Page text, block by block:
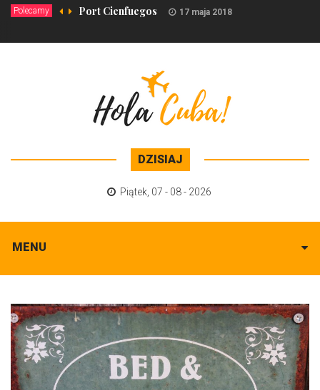
Polecamy Port Cienfuegos 17 maja 2018
DZISIAJ
Piątek 07 - 08 - 2026
MENU